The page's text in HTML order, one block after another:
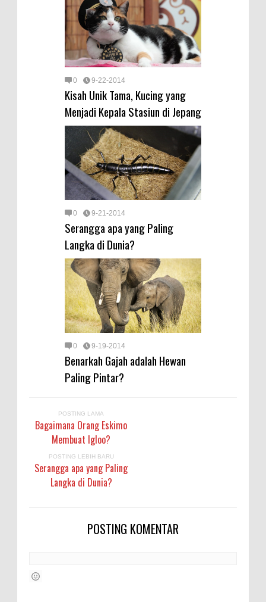
0 9-22-2014
Kisah Unik Tama, Kucing yang
Menjadi Kepala Stasiun di Jepang
0 9-21-2014
Serangga apa yang Paling
Langka di Dunia?
0 9-19-2014
Benarkah Gajah adalah Hewan
Paling Pintar?
POSTING LAMA
Bagaimana Orang Eskimo
Membuat Igloo?
POSTING LEBIH BARU
Serangga apa yang Paling
Langka di Dunia?
POSTING KOMENTAR